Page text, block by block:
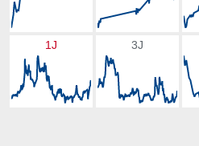
1J 3J